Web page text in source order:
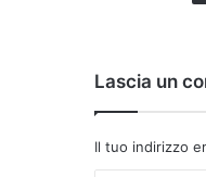
Lascia un
Il tuo indirizzo